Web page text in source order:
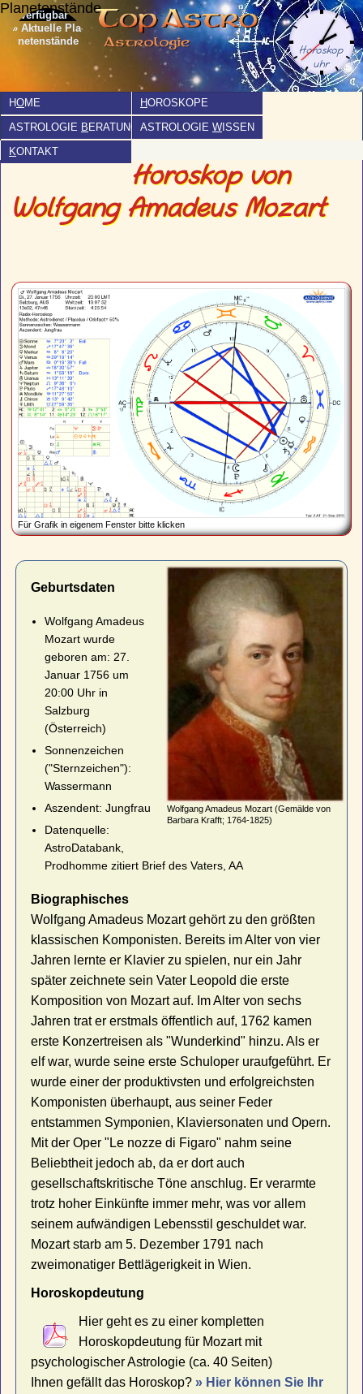
Planetenstände
» Aktuelle Pla­
netenstände
HOME HOROSKOPE
ASTROLOGIE B ERATUNG ASTROLOGIE W ISSEN
KONTAKT
Horoskop von
Wolfgang Amadeus Mozart
Für Grafik in eigenem Fenster bitte klicken
Wolfgang Amadeus Mozart (Gemälde von
Barbara Krafft; 1764-1825)
Geburtsdaten
Wolfgang Amadeus
Mozart wurde
geboren am: 27.
Januar 1756 um
20:00 Uhr in
Salzburg
(Österreich)
Sonnenzeichen
("Sternzeichen"):
Wassermann
Aszendent: Jungfrau
Datenquelle:
AstroDatabank,
Prodhomme zitiert Brief des Vaters, AA
Biographisches
Wolfgang Amadeus Mozart gehört zu den größten
klassischen Komponisten. Bereits im Alter von vier
Jahren lernte er Klavier zu spielen, nur ein Jahr
später zeichnete sein Vater Leopold die erste
Komposition von Mozart auf. Im Alter von sechs
Jahren trat er erstmals öffentlich auf, 1762 kamen
erste Konzertreisen als "Wunderkind" hinzu. Als er
elf war, wurde seine erste Schuloper uraufgeführt. Er
wurde einer der produktivsten und erfolgreichsten
Komponisten überhaupt, aus seiner Feder
entstammen Symponien, Klaviersonaten und Opern.
Mit der Oper "Le nozze di Figaro" nahm seine
Beliebtheit jedoch ab, da er dort auch
gesellschaftskritische Töne anschlug. Er verarmte
trotz hoher Einkünfte immer mehr, was vor allem
seinem aufwändigen Lebensstil geschuldet war.
Mozart starb am 5. Dezember 1791 nach
zweimonatiger Bettlägerigkeit in Wien.
Horoskopdeutung
Hier geht es zu einer kompletten
Horoskopdeutung für Mozart mit
psychologischer Astrologie (ca. 40 Seiten)
Ihnen gefällt das Horoskop?» Hier können Sie Ihr